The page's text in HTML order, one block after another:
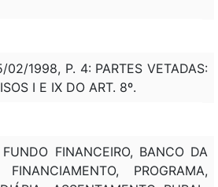
02/1998, P. 4: PARTES VETADAS:
I E IX DO ART. 8º.
FINANCEIRO, BANCO DA
PROGRAMA,